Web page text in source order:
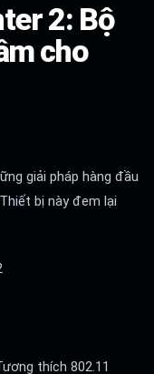
2: Bộ
cho
giải pháp hàng đầu
bị này đem lại
thích 802.11